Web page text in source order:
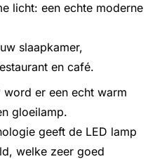
licht: een echte moderne
slaapkamer,
en café.
er een echt warm
gloeilamp.
geeft de LED lamp
welke zeer goed